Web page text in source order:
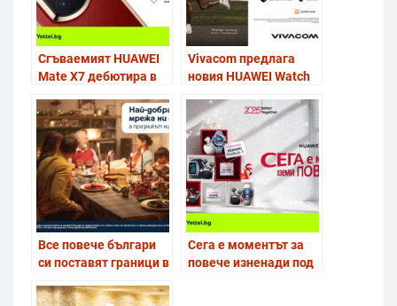
Сгъваемият HUAWEI
Mate X7 дебютира в
смартчасовник
Vivacom предлага
новия HUAWEI Watch
атрактивни
предимства
Все повече българи
си поставят граници в
мобилни устройства,
Сега е моментът за
повече изненади под